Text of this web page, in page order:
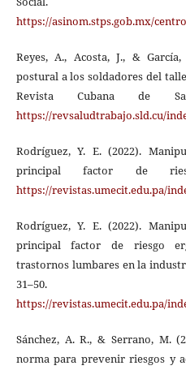
https://asinom.stps.gob.mx/
Reyes, A., Acosta, J., &
postural a los soldadores del
Revista Cubana de
https://revsaludtrabajo.sld.cu/
Rodríguez, Y. E. (2022).
principal factor de
https://revistas.umecit.edu.pa/
Rodríguez, Y. E. (2022).
principal factor de riesgo
trastornos lumbares en la
31–50.
https://revistas.umecit.edu.pa/
Sánchez, A. R., & Serrano, M.
norma para prevenir riesgos y